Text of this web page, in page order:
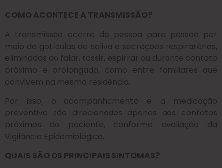
COMO ACONTECE A TRANSMISSÃO?
A transmissão ocorre de pessoa para pessoa por
meio de gotículas de saliva e secreções respiratórias,
eliminadas ao falar, tossir, espirrar ou durante contato
próximo e prolongado, como entre familiares que
convivem na mesma residência.
Por isso, o acompanhamento e a medicação
preventiva são direcionados apenas aos contatos
próximos do paciente, conforme avaliação da
Vigilância Epidemiológica.
QUAIS SÃO OS PRINCIPAIS SINTOMAS?